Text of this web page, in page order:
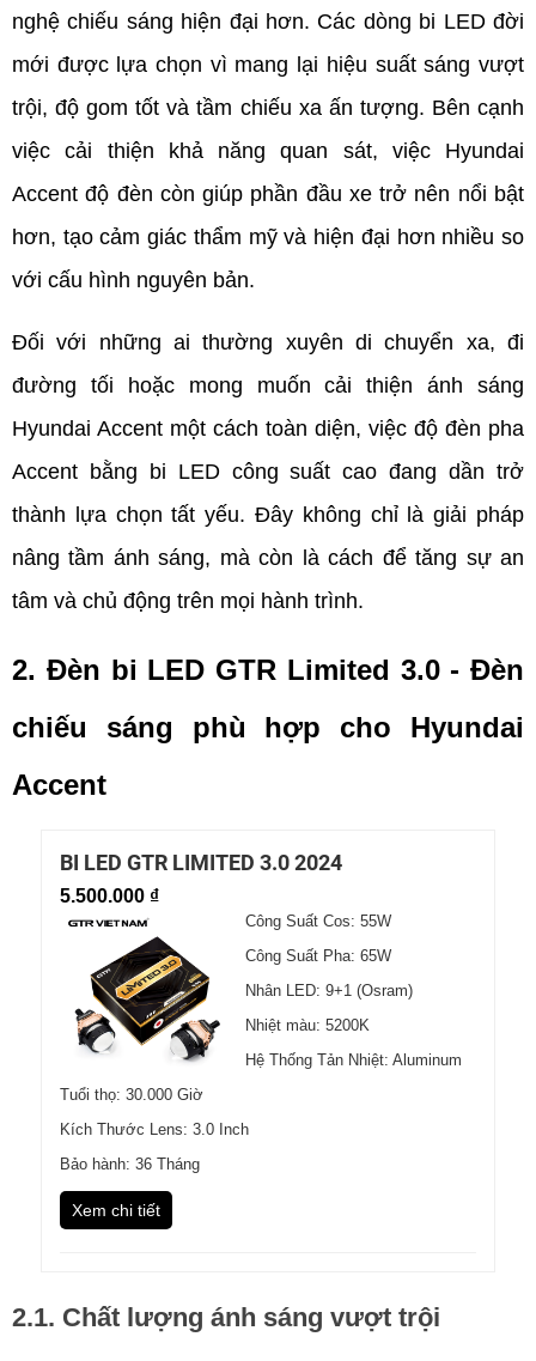
nghệ chiếu sáng hiện đại hơn. Các dòng bi LED đời
mới được lựa chọn vì mang lại hiệu suất sáng vượt
trội, độ gom tốt và tầm chiếu xa ấn tượng. Bên cạnh
việc cải thiện khả năng quan sát, việc Hyundai
Accent độ đèn còn giúp phần đầu xe trở nên nổi bật
hơn, tạo cảm giác thẩm mỹ và hiện đại hơn nhiều so
với cấu hình nguyên bản.
Đối với những ai thường xuyên di chuyển xa, đi
đường tối hoặc mong muốn cải thiện ánh sáng
Hyundai Accent một cách toàn diện, việc độ đèn pha
Accent bằng bi LED công suất cao đang dần trở
thành lựa chọn tất yếu. Đây không chỉ là giải pháp
nâng tầm ánh sáng, mà còn là cách để tăng sự an
tâm và chủ động trên mọi hành trình.
2. Đèn bi LED GTR Limited 3.0 - Đèn
chiếu sáng phù hợp cho Hyundai
Accent
BI LED GTR LIMITED 3.0 2024
5.500.000 ₫
Công Suất Cos: 55W
Công Suất Pha: 65W
Nhân LED: 9+1 (Osram)
Nhiệt màu: 5200K
Hệ Thống Tản Nhiệt: Aluminum
Tuổi thọ: 30.000 Giờ
Kích Thước Lens: 3.0 Inch
Bảo hành: 36 Tháng
Xem chi tiết
2.1. Chất lượng ánh sáng vượt trội